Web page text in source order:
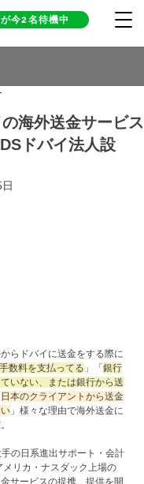
今2名待機中
海外送金サービス
ドバイ法人設
らドバイに送金をする際に
数料を支払ってる 」「 銀行
いない、または銀行から送
日本のクライアントから送金
」様々な理由で海外送金に
の日系進出サポート・会計
リカ・ナスダック上場の